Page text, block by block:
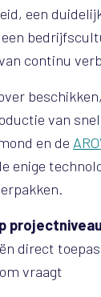
een
continu
van
en de
enige
projectniveau
direct
vraagt